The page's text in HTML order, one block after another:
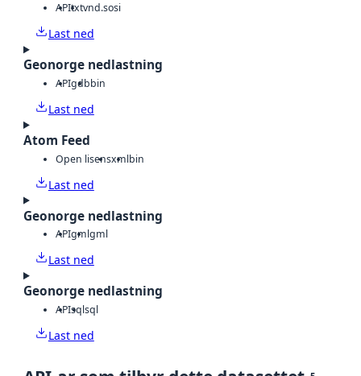
APItxtvnd.sosi
Last ned
Geonorge nedlastning
APIgdbbin
Last ned
Atom Feed
Open lisensxmlbin
Last ned
Geonorge nedlastning
APIgmlgml
Last ned
Geonorge nedlastning
APIsqlsql
Last ned